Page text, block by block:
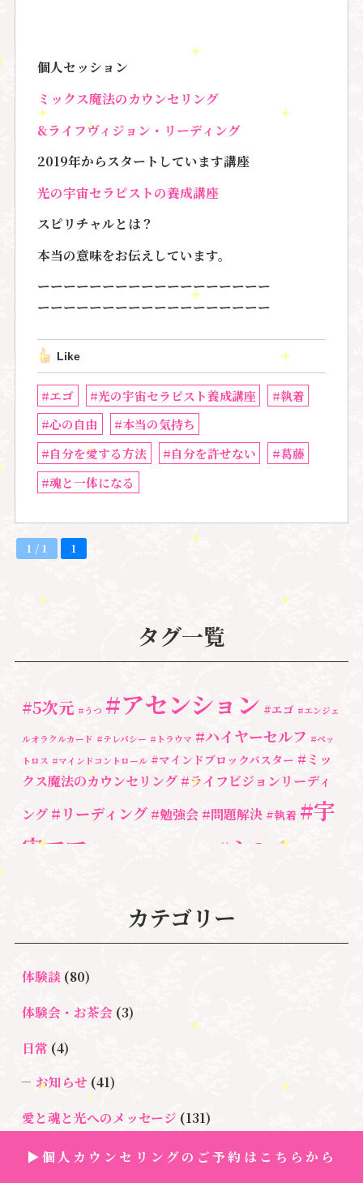
個人セッション
ミックス魔法のカウンセリング
&ライフヴィジョン・リーディング
2019年からスタートしています講座
光の宇宙セラピストの養成講座
スピリチャルとは？
本当の意味をお伝えしています。
ーーーーーーーーーーーーーーーーーー
ーーーーーーーーーーーーーーーーーー
Like
#エゴ #光の宇宙セラピスト養成講座
#執着
#心の自由
#本当の気持ち
#自分を愛する方法
#自分を許せない
#葛藤
#魂と一体になる
1 / 1 1
タグ一覧
#5次元 #うつ #アセンション #エゴ #エンジェ
ルオラクルカード #テレパシー #トラウマ #ハイヤーセルフ #ペッ
トロス #マインドコントロール #マインドブロックバスター #ミッ
クス魔法のカウンセリング #ライフビジョンリーディ
ング #リーディング #勉強会 #問題解決 #執着 #宇
宙ママ
#心のブロッ
#自分と向き合う #自分軸 #親子のトラウマ
心のよりどころ 新着情報
ルカード ＃ハイヤーセルフ
ックバスター
＃マインドブロックバ
スター養成講座
＃宇宙ママももこ
カテゴリー
体験談(80)
体験会・お茶会(3)
日常 (4)
お知らせ (41)
愛と魂と光へのメッセージ (131)
悩み・体験談(132)
▶個人カウンセリングのご予約はこちらから